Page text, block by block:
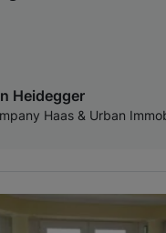
Heidegger
Haas & Urban